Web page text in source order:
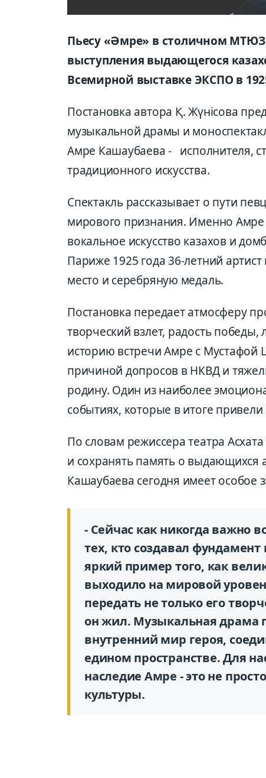
Пьесу «Әмре» в столичном МТЮЗ
выступления выдающегося
Всемирной выставке ЭКСПО в
Постановка автора Қ. Жүнісова
музыкальной драмы и
Амре Кашаубаева - исполнителя,
традиционного искусства.
Спектакль рассказывает о пути
мирового признания. Именно Амре
вокальное искусство казахов и
Париже 1925 года 36-летний
место и серебряную медаль.
Постановка передает атмосферу
творческий взлет, радость
историю встречи Амре с Мустафой
причиной допросов в НКВД и
родину. Один из наиболее
событиях, которые в итоге
По словам режиссера театра
и сохранять память о выдающихся
Кашаубаева сегодня имеет особое
- Сейчас как никогда важно
тех, кто создавал
яркий пример того, как
выходило на мировой
передать не только его
он жил. Музыкальная драма
внутренний мир героя,
едином пространстве. Для
наследие Амре - это не
культуры.